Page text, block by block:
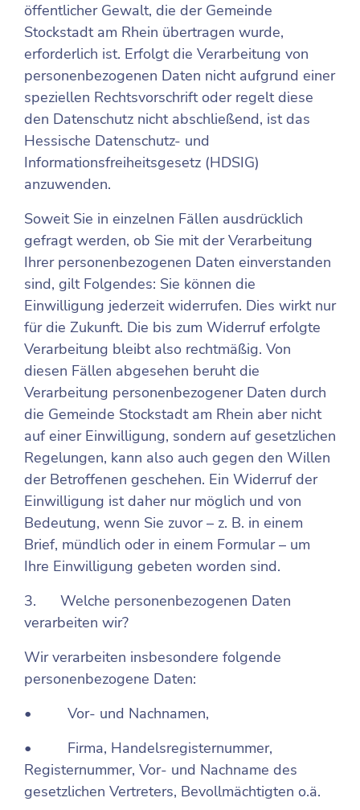
öffentlicher Gewalt, die der Gemeinde
Stockstadt am Rhein übertragen wurde,
erforderlich ist. Erfolgt die Verarbeitung von
personenbezogenen Daten nicht aufgrund einer
speziellen Rechtsvorschrift oder regelt diese
den Datenschutz nicht abschließend, ist das
Hessische Datenschutz- und
Informationsfreiheitsgesetz (HDSIG)
anzuwenden.
Soweit Sie in einzelnen Fällen ausdrücklich
gefragt werden, ob Sie mit der Verarbeitung
Ihrer personenbezogenen Daten einverstanden
sind, gilt Folgendes: Sie können die
Einwilligung jederzeit widerrufen. Dies wirkt nur
für die Zukunft. Die bis zum Widerruf erfolgte
Verarbeitung bleibt also rechtmäßig. Von
diesen Fällen abgesehen beruht die
Verarbeitung personenbezogener Daten durch
die Gemeinde Stockstadt am Rhein aber nicht
auf einer Einwilligung, sondern auf gesetzlichen
Regelungen, kann also auch gegen den Willen
der Betroffenen geschehen. Ein Widerruf der
Einwilligung ist daher nur möglich und von
Bedeutung, wenn Sie zuvor – z. B. in einem
Brief, mündlich oder in einem Formular – um
Ihre Einwilligung gebeten worden sind.
3. Welche personenbezogenen Daten
verarbeiten wir?
Wir verarbeiten insbesondere folgende
personenbezogene Daten:
• Vor- und Nachnamen,
• Firma, Handelsregisternummer,
Registernummer, Vor- und Nachname des
gesetzlichen Vertreters, Bevollmächtigten o.ä.